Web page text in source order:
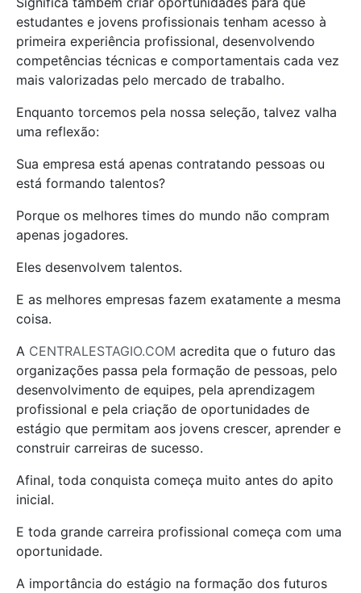
estudantes e jovens profissionais tenham acesso à
primeira experiência profissional, desenvolvendo
competências técnicas e comportamentais cada vez
mais valorizadas pelo mercado de trabalho.
Enquanto torcemos pela nossa seleção, talvez valha
uma reflexão:
Sua empresa está apenas contratando pessoas ou
está formando talentos?
Porque os melhores times do mundo não compram
apenas jogadores.
Eles desenvolvem talentos.
E as melhores empresas fazem exatamente a mesma
coisa.
A CENTRALESTAGIO.COM acredita que o futuro das
organizações passa pela formação de pessoas, pelo
desenvolvimento de equipes, pela aprendizagem
profissional e pela criação de oportunidades de
estágio que permitam aos jovens crescer, aprender e
construir carreiras de sucesso.
Afinal, toda conquista começa muito antes do apito
inicial.
E toda grande carreira profissional começa com uma
oportunidade.
A importância do estágio na formação dos futuros